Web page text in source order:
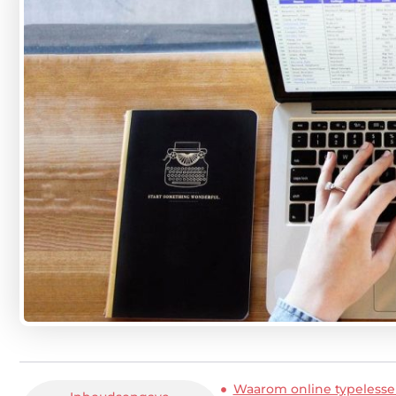
Inhoudsopgave Waarom online